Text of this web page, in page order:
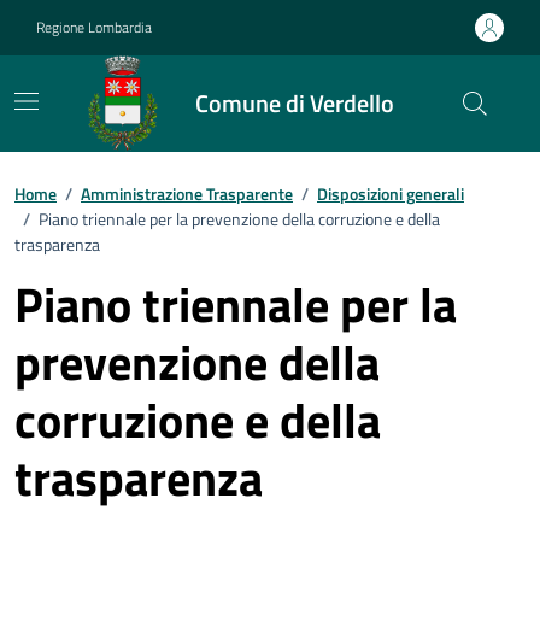
Regione Lombardia
Comune di Verdello
Home / Amministrazione Trasparente / Disposizioni generali
/ Piano triennale per la prevenzione della corruzione e della
trasparenza
Piano triennale per la
prevenzione della
corruzione e della
trasparenza